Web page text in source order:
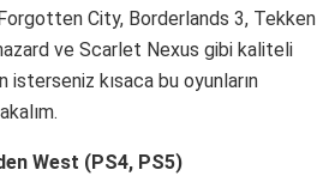
City, Borderlands 3, Tekken
ve Scarlet Nexus gibi kaliteli
isterseniz kısaca bu oyunların
West (PS4, PS5)